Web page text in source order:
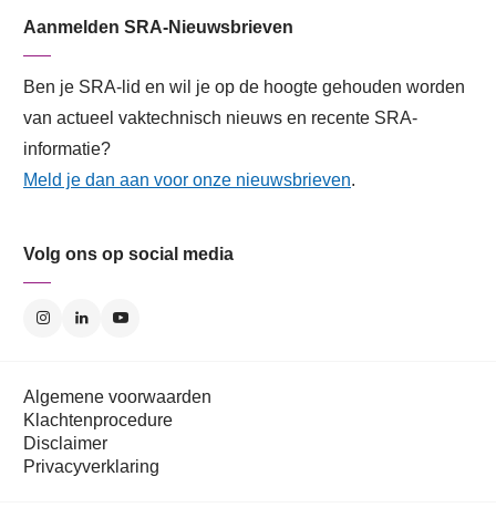
Aanmelden SRA-Nieuwsbrieven
Ben je SRA-lid en wil je op de hoogte gehouden worden
van actueel vaktechnisch nieuws en recente SRA-
informatie?
Meld je dan aan voor onze nieuwsbrieven.
Volg ons op social media
Algemene voorwaarden
Klachtenprocedure
Disclaimer
Privacyverklaring